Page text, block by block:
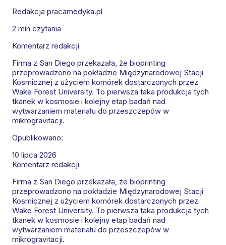
Redakcja pracamedyka.pl
2 min czytania
Komentarz redakcji
Firma z San Diego przekazała, że bioprinting
przeprowadzono na pokładzie Międzynarodowej Stacji
Kosmicznej z użyciem komórek dostarczonych przez
Wake Forest University. To pierwsza taka produkcja tych
tkanek w kosmosie i kolejny etap badań nad
wytwarzaniem materiału do przeszczepów w
mikrogravitacji.
Opublikowano:
10 lipca 2026
Komentarz redakcji
Firma z San Diego przekazała, że bioprinting
przeprowadzono na pokładzie Międzynarodowej Stacji
Kosmicznej z użyciem komórek dostarczonych przez
Wake Forest University. To pierwsza taka produkcja tych
tkanek w kosmosie i kolejny etap badań nad
wytwarzaniem materiału do przeszczepów w
mikrogravitacji.